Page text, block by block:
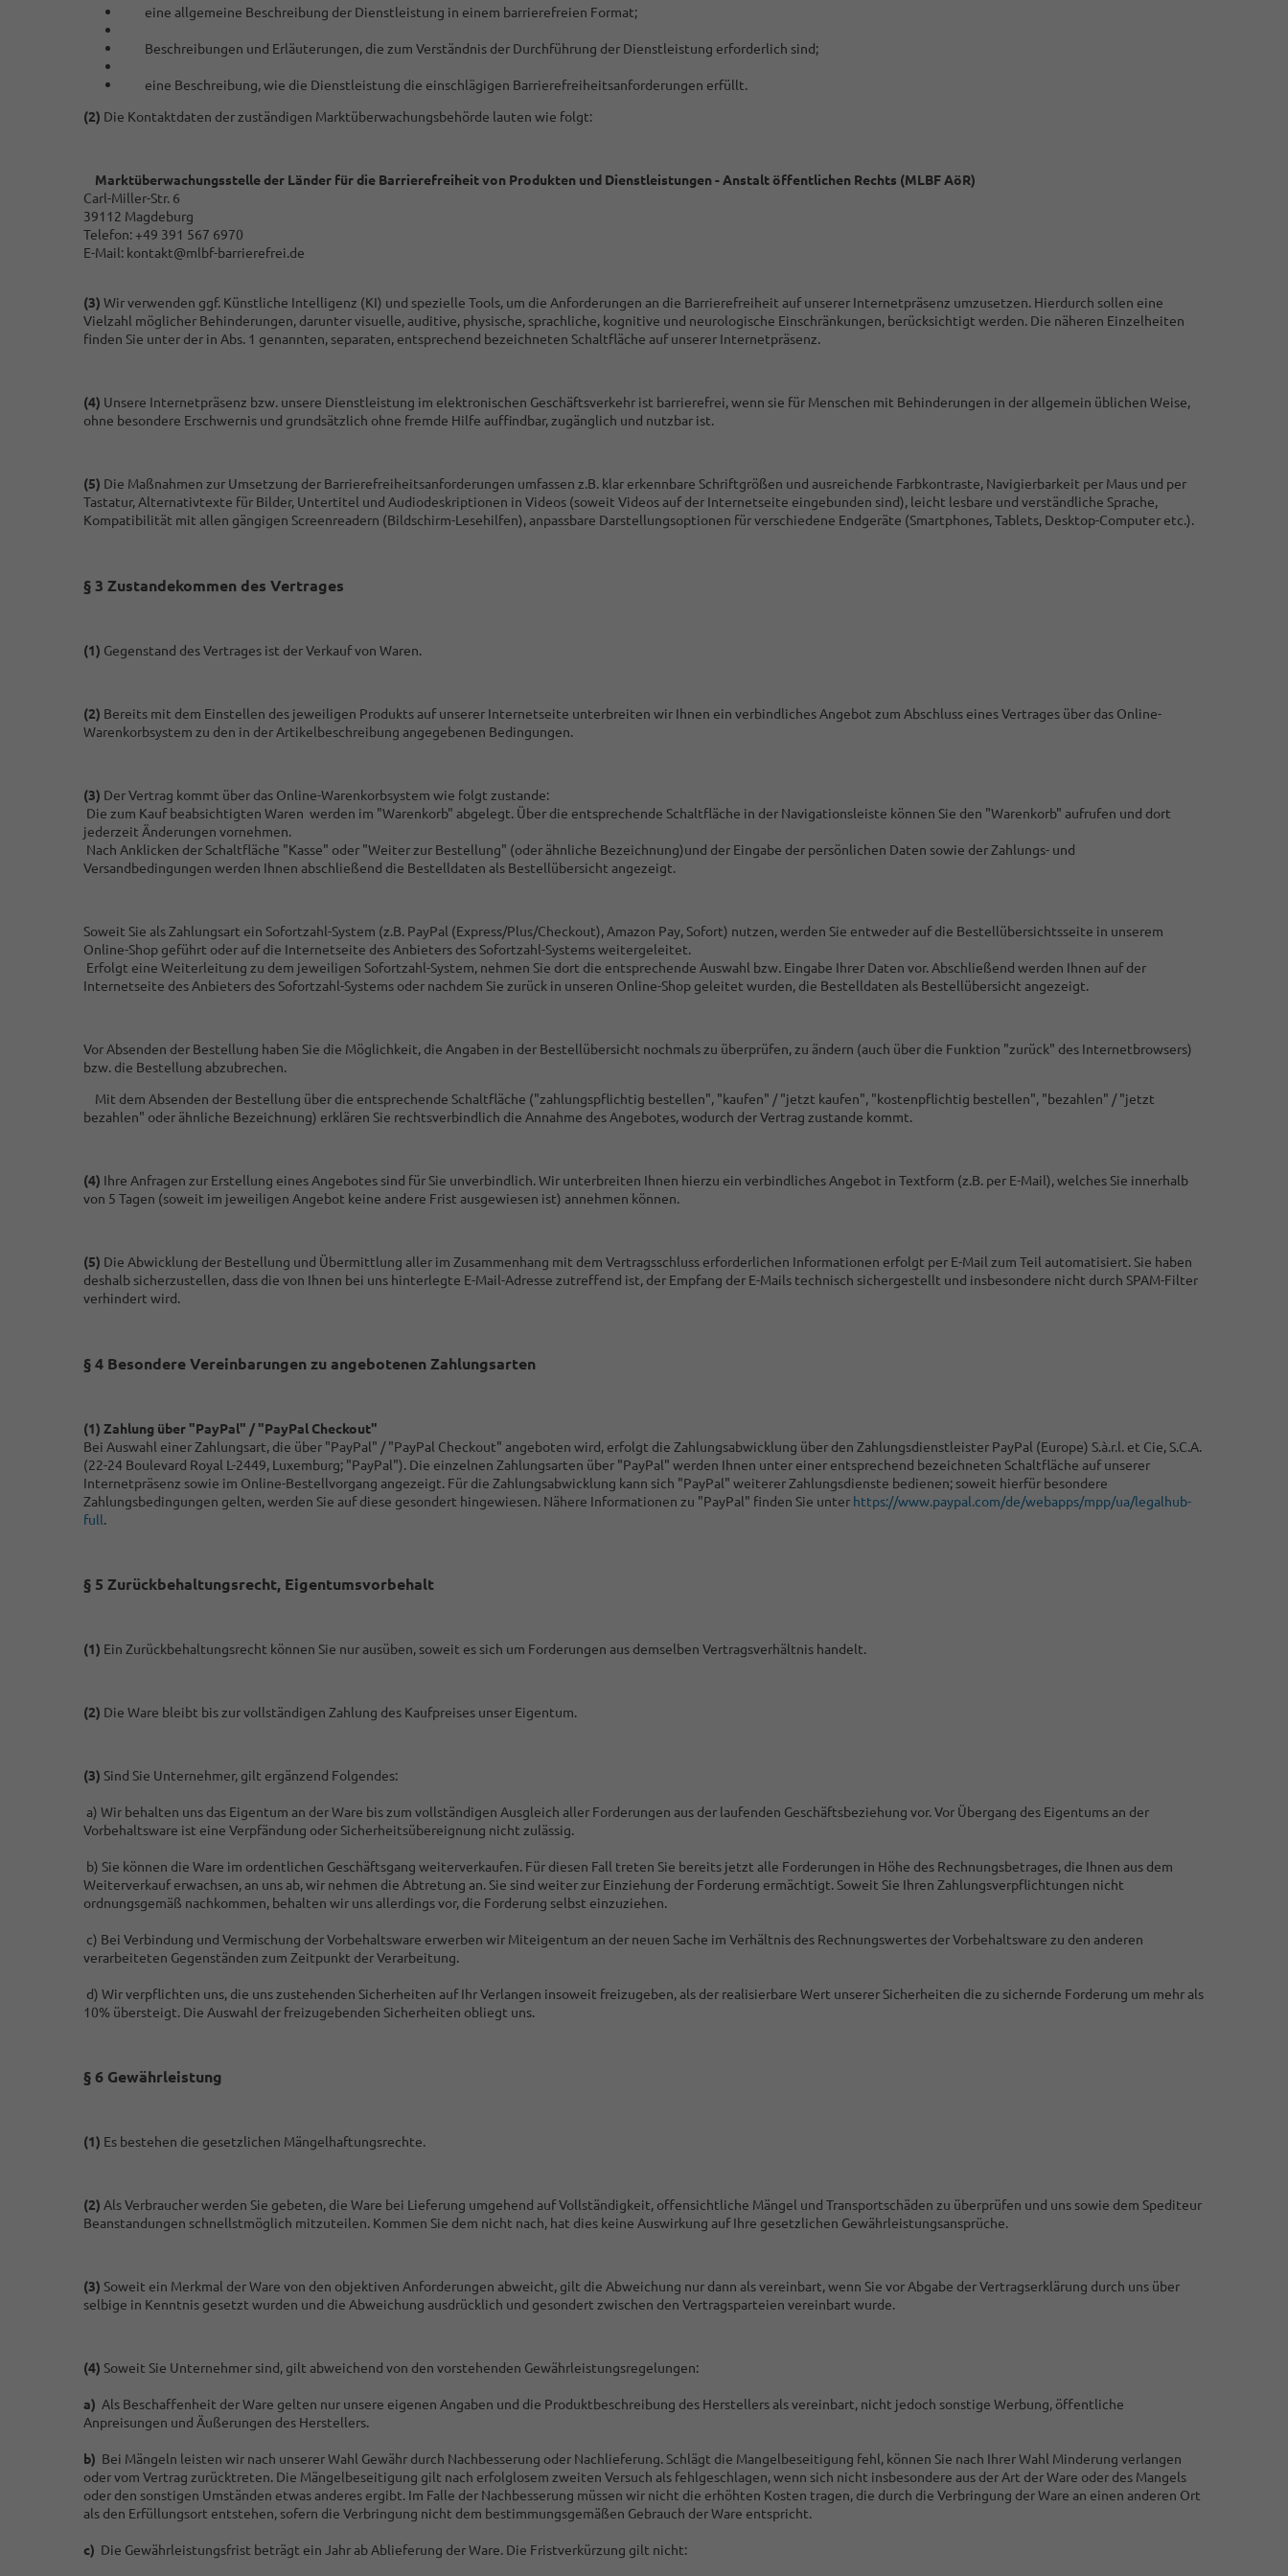
eine allgemeine Beschreibung der Dienstleistung in einem barrierefreien Format;
Beschreibungen und Erläuterungen, die zum Verständnis der Durchführung der Dienstleistung erforderlich sind;
eine Beschreibung, wie die Dienstleistung die einschlägigen Barrierefreiheitsanforderungen erfüllt.
(2) Die Kontaktdaten der zuständigen Marktüberwachungsbehörde lauten wie folgt:
Marktüberwachungsstelle der Länder für die Barrierefreiheit von Produkten und Dienstleistungen - Anstalt öffentlichen Rechts (MLBF AöR)
Carl-Miller-Str. 6
39112 Magdeburg
Telefon: +49 391 567 6970
E-Mail: kontakt@mlbf-barrierefrei.de
(3) Wir verwenden ggf. Künstliche Intelligenz (KI) und spezielle Tools, um die Anforderungen an die Barrierefreiheit auf unserer Internetpräsenz umzusetzen. Hierdurch sollen eine
Vielzahl möglicher Behinderungen, darunter visuelle, auditive, physische, sprachliche, kognitive und neurologische Einschränkungen, berücksichtigt werden. Die näheren Einzelheiten
finden Sie unter der in Abs. 1 genannten, separaten, entsprechend bezeichneten Schaltfläche auf unserer Internetpräsenz.
(4) Unsere Internetpräsenz bzw. unsere Dienstleistung im elektronischen Geschäftsverkehr ist barrierefrei, wenn sie für Menschen mit Behinderungen in der allgemein üblichen Weise,
ohne besondere Erschwernis und grundsätzlich ohne fremde Hilfe auffindbar, zugänglich und nutzbar ist.
(5) Die Maßnahmen zur Umsetzung der Barrierefreiheitsanforderungen umfassen z.B. klar erkennbare Schriftgrößen und ausreichende Farbkontraste, Navigierbarkeit per Maus und per
Tastatur, Alternativtexte für Bilder, Untertitel und Audiodeskriptionen in Videos (soweit Videos auf der Internetseite eingebunden sind), leicht lesbare und verständliche Sprache,
Kompatibilität mit allen gängigen Screenreadern (Bildschirm-Lesehilfen), anpassbare Darstellungsoptionen für verschiedene Endgeräte (Smartphones, Tablets, Desktop-Computer etc.).
§ 3 Zustandekommen des Vertrages
(1) Gegenstand des Vertrages ist der Verkauf von Waren.
(2) Bereits mit dem Einstellen des jeweiligen Produkts auf unserer Internetseite unterbreiten wir Ihnen ein verbindliches Angebot zum Abschluss eines Vertrages über das Online-
Warenkorbsystem zu den in der Artikelbeschreibung angegebenen Bedingungen.
(3) Der Vertrag kommt über das Online-Warenkorbsystem wie folgt zustande:
Die zum Kauf beabsichtigten Waren werden im "Warenkorb" abgelegt. Über die entsprechende Schaltfläche in der Navigationsleiste können Sie den "Warenkorb" aufrufen und dort
jederzeit Änderungen vornehmen.
Nach Anklicken der Schaltfläche "Kasse" oder "Weiter zur Bestellung" (oder ähnliche Bezeichnung)und der Eingabe der persönlichen Daten sowie der Zahlungs- und
Versandbedingungen werden Ihnen abschließend die Bestelldaten als Bestellübersicht angezeigt.
Soweit Sie als Zahlungsart ein Sofortzahl-System (z.B. PayPal (Express/Plus/Checkout), Amazon Pay, Sofort) nutzen, werden Sie entweder auf die Bestellübersichtsseite in unserem
Online-Shop geführt oder auf die Internetseite des Anbieters des Sofortzahl-Systems weitergeleitet.
Erfolgt eine Weiterleitung zu dem jeweiligen Sofortzahl-System, nehmen Sie dort die entsprechende Auswahl bzw. Eingabe Ihrer Daten vor. Abschließend werden Ihnen auf der
Internetseite des Anbieters des Sofortzahl-Systems oder nachdem Sie zurück in unseren Online-Shop geleitet wurden, die Bestelldaten als Bestellübersicht angezeigt.
Vor Absenden der Bestellung haben Sie die Möglichkeit, die Angaben in der Bestellübersicht nochmals zu überprüfen, zu ändern (auch über die Funktion "zurück" des Internetbrowsers)
bzw. die Bestellung abzubrechen.
Mit dem Absenden der Bestellung über die entsprechende Schaltfläche ("zahlungspflichtig bestellen", "kaufen" / "jetzt kaufen", "kostenpflichtig bestellen", "bezahlen" / "jetzt
bezahlen" oder ähnliche Bezeichnung) erklären Sie rechtsverbindlich die Annahme des Angebotes, wodurch der Vertrag zustande kommt.
(4) Ihre Anfragen zur Erstellung eines Angebotes sind für Sie unverbindlich. Wir unterbreiten Ihnen hierzu ein verbindliches Angebot in Textform (z.B. per E-Mail), welches Sie innerhalb
von 5 Tagen (soweit im jeweiligen Angebot keine andere Frist ausgewiesen ist) annehmen können.
(5) Die Abwicklung der Bestellung und Übermittlung aller im Zusammenhang mit dem Vertragsschluss erforderlichen Informationen erfolgt per E-Mail zum Teil automatisiert. Sie haben
deshalb sicherzustellen, dass die von Ihnen bei uns hinterlegte E-Mail-Adresse zutreffend ist, der Empfang der E-Mails technisch sichergestellt und insbesondere nicht durch SPAM-Filter
verhindert wird.
§ 4 Besondere Vereinbarungen zu angebotenen Zahlungsarten
(1) Zahlung über "PayPal" / "PayPal Checkout"
Bei Auswahl einer Zahlungsart, die über "PayPal" / "PayPal Checkout" angeboten wird, erfolgt die Zahlungsabwicklung über den Zahlungsdienstleister PayPal (Europe) S.à.r.l. et Cie, S.C.A.
(22-24 Boulevard Royal L-2449, Luxemburg; "PayPal"). Die einzelnen Zahlungsarten über "PayPal" werden Ihnen unter einer entsprechend bezeichneten Schaltfläche auf unserer
Internetpräsenz sowie im Online-Bestellvorgang angezeigt. Für die Zahlungsabwicklung kann sich "PayPal" weiterer Zahlungsdienste bedienen; soweit hierfür besondere
Zahlungsbedingungen gelten, werden Sie auf diese gesondert hingewiesen. Nähere Informationen zu "PayPal" finden Sie unter https://www.paypal.com/de/webapps/mpp/ua/legalhub-
full.
§ 5 Zurückbehaltungsrecht, Eigentumsvorbehalt
(1) Ein Zurückbehaltungsrecht können Sie nur ausüben, soweit es sich um Forderungen aus demselben Vertragsverhältnis handelt.
(2) Die Ware bleibt bis zur vollständigen Zahlung des Kaufpreises unser Eigentum.
(3) Sind Sie Unternehmer, gilt ergänzend Folgendes:
a) Wir behalten uns das Eigentum an der Ware bis zum vollständigen Ausgleich aller Forderungen aus der laufenden Geschäftsbeziehung vor. Vor Übergang des Eigentums an der
Vorbehaltsware ist eine Verpfändung oder Sicherheitsübereignung nicht zulässig.
b) Sie können die Ware im ordentlichen Geschäftsgang weiterverkaufen. Für diesen Fall treten Sie bereits jetzt alle Forderungen in Höhe des Rechnungsbetrages, die Ihnen aus dem
Weiterverkauf erwachsen, an uns ab, wir nehmen die Abtretung an. Sie sind weiter zur Einziehung der Forderung ermächtigt. Soweit Sie Ihren Zahlungsverpflichtungen nicht
ordnungsgemäß nachkommen, behalten wir uns allerdings vor, die Forderung selbst einzuziehen.
c) Bei Verbindung und Vermischung der Vorbehaltsware erwerben wir Miteigentum an der neuen Sache im Verhältnis des Rechnungswertes der Vorbehaltsware zu den anderen
verarbeiteten Gegenständen zum Zeitpunkt der Verarbeitung.
d) Wir verpflichten uns, die uns zustehenden Sicherheiten auf Ihr Verlangen insoweit freizugeben, als der realisierbare Wert unserer Sicherheiten die zu sichernde Forderung um mehr als
10% übersteigt. Die Auswahl der freizugebenden Sicherheiten obliegt uns.
§ 6 Gewährleistung
(1) Es bestehen die gesetzlichen Mängelhaftungsrechte.
(2) Als Verbraucher werden Sie gebeten, die Ware bei Lieferung umgehend auf Vollständigkeit, offensichtliche Mängel und Transportschäden zu überprüfen und uns sowie dem Spediteur
Beanstandungen schnellstmöglich mitzuteilen. Kommen Sie dem nicht nach, hat dies keine Auswirkung auf Ihre gesetzlichen Gewährleistungsansprüche.
(3) Soweit ein Merkmal der Ware von den objektiven Anforderungen abweicht, gilt die Abweichung nur dann als vereinbart, wenn Sie vor Abgabe der Vertragserklärung durch uns über
selbige in Kenntnis gesetzt wurden und die Abweichung ausdrücklich und gesondert zwischen den Vertragsparteien vereinbart wurde.
(4) Soweit Sie Unternehmer sind, gilt abweichend von den vorstehenden Gewährleistungsregelungen:
a) Als Beschaffenheit der Ware gelten nur unsere eigenen Angaben und die Produktbeschreibung des Herstellers als vereinbart, nicht jedoch sonstige Werbung, öffentliche
Anpreisungen und Äußerungen des Herstellers.
b) Bei Mängeln leisten wir nach unserer Wahl Gewähr durch Nachbesserung oder Nachlieferung. Schlägt die Mangelbeseitigung fehl, können Sie nach Ihrer Wahl Minderung verlangen
oder vom Vertrag zurücktreten. Die Mängelbeseitigung gilt nach erfolglosem zweiten Versuch als fehlgeschlagen, wenn sich nicht insbesondere aus der Art der Ware oder des Mangels
oder den sonstigen Umständen etwas anderes ergibt. Im Falle der Nachbesserung müssen wir nicht die erhöhten Kosten tragen, die durch die Verbringung der Ware an einen anderen Ort
als den Erfüllungsort entstehen, sofern die Verbringung nicht dem bestimmungsgemäßen Gebrauch der Ware entspricht.
c) Die Gewährleistungsfrist beträgt ein Jahr ab Ablieferung der Ware. Die Fristverkürzung gilt nicht: